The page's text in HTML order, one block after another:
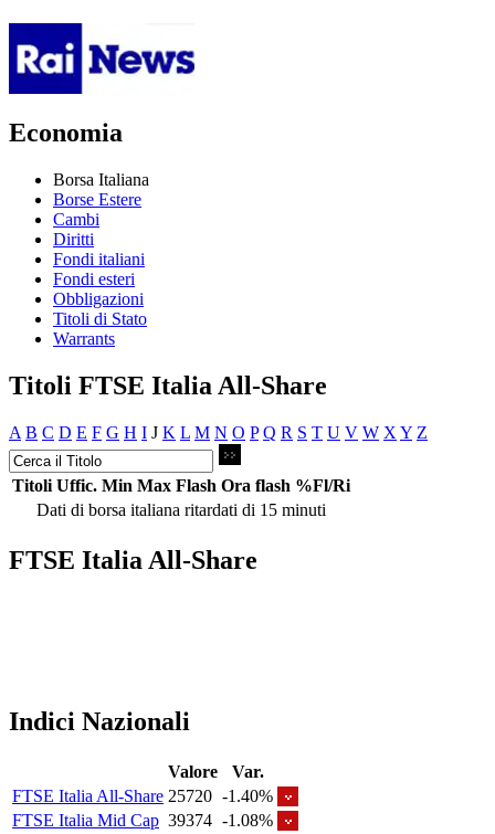
Economia
Borsa Italiana
Borse Estere
Cambi
Diritti
Fondi italiani
Fondi esteri
Obbligazioni
Titoli di Stato
Warrants
Titoli FTSE Italia All-Share
A B C D E F G H I J K L M N O P Q R S T U V W X Y Z
Titoli Uffic. Min Max Flash Ora flash %Fl/Ri
Dati di borsa italiana ritardati di 15 minuti
FTSE Italia All-Share
Indici Nazionali
Valore
Var.
FTSE Italia All-Share 25720 -1.40%
FTSE Italia Mid Cap 39374 -1.08%